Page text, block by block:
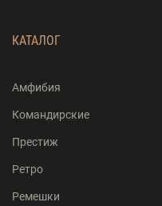
КАТАЛОГ
Амфибия
Командирские
Престиж
Ретро
Ремешки